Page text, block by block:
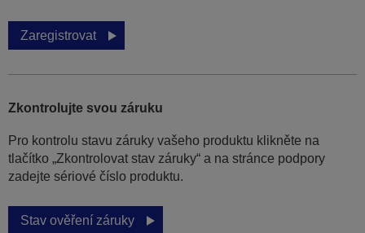
Zaregistrovat
Zkontrolujte svou záruku
Pro kontrolu stavu záruky vašeho produktu klikněte na
tlačítko „Zkontrolovat stav záruky“ a na stránce podpory
zadejte sériové číslo produktu.
Stav ověření záruky